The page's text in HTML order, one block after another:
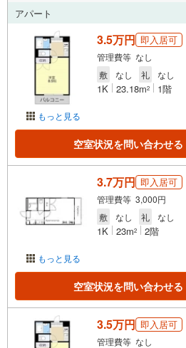
アパート
もっと見る
3.5万円 即入居可
管理費等 なし
敷
なし 礼 なし
1K 23.18m2 1階
空室状況を問い合わせる
もっと見る
3.7万円 即入居可
管理費等 3,000円
敷
なし 礼 なし
1K 23m2 2階
空室状況を問い合わせる
3.5万円 即入居可
管理費等 なし